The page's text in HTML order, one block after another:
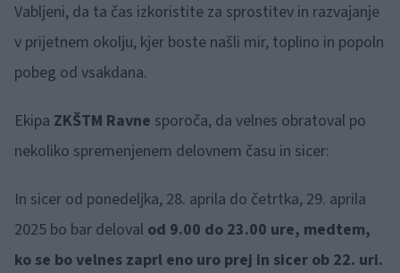
Vabljeni, da ta čas izkoristite za sprostitev in razvajanje
v prijetnem okolju, kjer boste našli mir, toplino in popoln
pobeg od vsakdana.
Ekipa ZKŠTM Ravne sporoča, da velnes obratoval po
nekoliko spremenjenem delovnem času in sicer:
In sicer od ponedeljka, 28. aprila do četrtka, 29. aprila
2025 bo bar deloval od 9.00 do 23.00 ure, medtem,
ko se bo velnes zaprl eno uro prej in sicer ob 22. uri.